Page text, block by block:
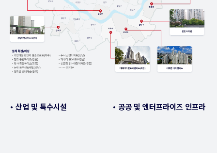
• 산업 및 특수시설 • 공공 및 엔터프라이즈 인프라